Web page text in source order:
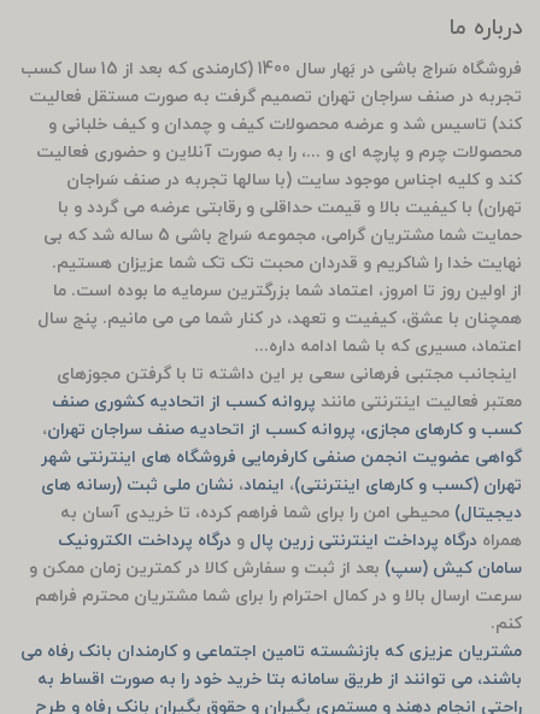
درباره ما
فروشگاه سَراج باشی در بَهار سال 1400 (کارمندی که بعد از 15 سال کسب
تجربه در صنف سراجان تهران تصمیم گرفت به صورت مستقل فعالیت
کند) تاسیس شد و عرضه محصولات کیف و چمدان و کیف خلبانی و
محصولات چرم و پارچه ای و ...، را به صورت آنلاین و حضوری فعالیت
کند و کلیه اجناس موجود سایت (با سالها تجربه در صنف سَراجان
تهران) با کیفیت بالا و قیمت حداقلی و رقابتی عرضه می گردد و با
حمایت شما مشتریان گرامی، مجموعه سَراج باشی 5 ساله شد که بی
نهایت خدا را شاکریم و قدردان محبت تک تک شما عزیزان هستیم.
از اولین روز تا امروز، اعتماد شما بزرگترین سرمایه ما بوده است. ما
همچنان با عشق، کیفیت و تعهد، در کنار شما می می مانیم. پنج سال
اعتماد، مسیری که با شما ادامه داره...
اینجانب مجتبی فرهانی سعی بر این داشته تا با گرفتن مجوزهای
معتبر فعالیت اینترنتی مانند پروانه کسب از اتحادیه کشوری صنف
کسب و کارهای مجازی، پروانه کسب از اتحادیه صنف سراجان تهران،
گواهی عضویت انجمن صنفی کارفرمایی فروشگاه های اینترنتی شهر
تهران (کسب و کارهای اینترنتی)، اینماد، نشان ملی ثبت (رسانه های
دیجیتال) محیطی امن را برای شما فراهم کرده، تا خریدی آسان به
همراه درگاه پرداخت اینترنتی زرین پال و درگاه پرداخت الکترونیک
سامان کیش (سپ) بعد از ثبت و سفارش کالا در کمترین زمان ممکن و
سرعت ارسال بالا و در کمال احترام را برای شما مشتریان محترم فراهم
کنم.
مشتریان عزیزی که بازنشسته تامین اجتماعی و کارمندان بانک رفاه می
باشند، می توانند از طریق سامانه بتا خرید خود را به صورت اقساط به
راحتی انجام دهند و مستمری بگیران و حقوق بگیران بانک رفاه و طرح